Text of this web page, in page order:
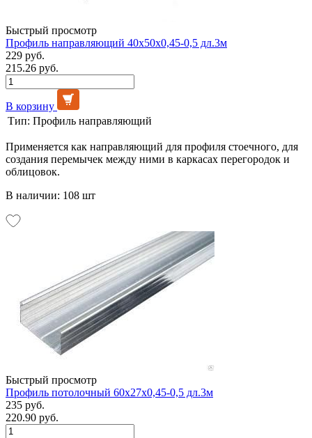
Быстрый просмотр
Профиль направляющий 40х50х0,45-0,5 дл.3м
229 руб.
215.26 руб.
В корзину
Тип: Профиль направляющий
Применяется как направляющий для профиля стоечного, для
создания перемычек между ними в каркасах перегородок и
облицовок.
В наличии: 108 шт
Быстрый просмотр
Профиль потолочный 60х27х0,45-0,5 дл.3м
235 руб.
220.90 руб.